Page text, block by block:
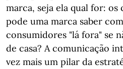
marca, seja ela qual for: os
pode uma marca saber
consumidores "lá fora" se
de casa? A comunicação
vez mais um pilar da